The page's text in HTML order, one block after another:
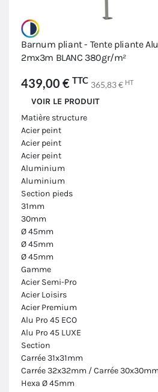
Barnum pliant - Tente pliante Alu
2mx3m BLANC 380gr/m²
439,00 € TTC 365,83 € HT
VOIR LE PRODUIT
Matière structure
Acier peint
Acier peint
Acier peint
Aluminium
Aluminium
Section pieds
31mm
30mm
Ø 45mm
Ø 45mm
Ø 45mm
Gamme
Acier Semi-Pro
Acier Loisirs
Acier Premium
Alu Pro 45 ECO
Alu Pro 45 LUXE
Section
Carrée 31x31mm
Carrée 32x32mm / Carrée
Hexa Ø 45mm